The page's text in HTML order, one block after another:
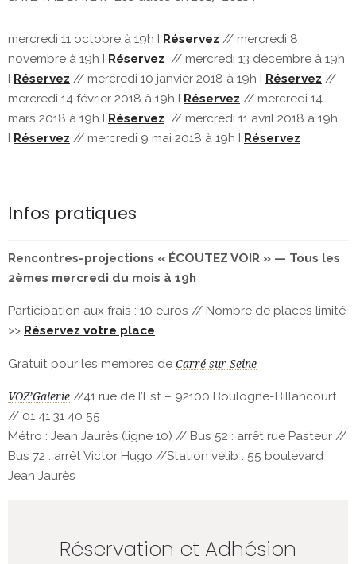
mercredi 11 octobre à 19h I Réservez // mercredi 8
novembre à 19h I Réservez // mercredi 13 décembre à 19h
I Réservez // mercredi 10 janvier 2018 à 19h I Réservez //
mercredi 14 février 2018 à 19h I Réservez // mercredi 14
mars 2018 à 19h I Réservez // mercredi 11 avril 2018 à 19h
I Réservez // mercredi 9 mai 2018 à 19h I Réservez
Infos pratiques
Rencontres-projections « ÉCOUTEZ VOIR » — Tous les
2èmes mercredi du mois à 19h
Participation aux frais : 10 euros // Nombre de places limité
>> Réservez votre place
Gratuit pour les membres de Carré sur Seine
VOZ’Galerie //41 rue de l’Est – 92100 Boulogne-Billancourt
// 01 41 31 40 55
Métro : Jean Jaurès (ligne 10) // Bus 52 : arrêt rue Pasteur //
Bus 72 : arrêt Victor Hugo //Station vélib : 55 boulevard
Jean Jaurès
Réservation et Adhésion